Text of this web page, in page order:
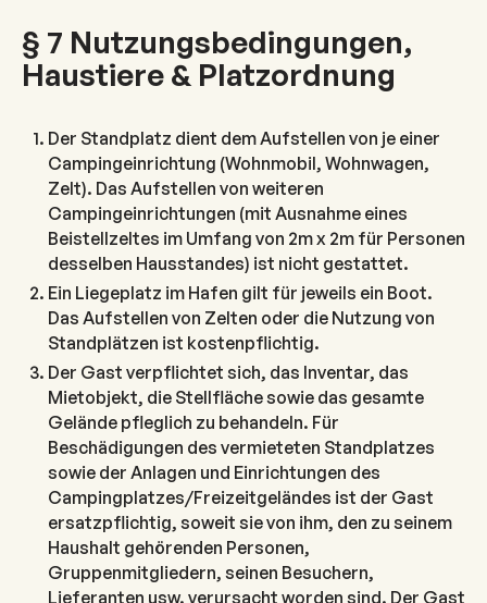
§ 7 Nutzungsbedingungen,
Haustiere & Platzordnung
Der Standplatz dient dem Aufstellen von je einer
Campingeinrichtung (Wohnmobil, Wohnwagen,
Zelt). Das Aufstellen von weiteren
Campingeinrichtungen (mit Ausnahme eines
Beistellzeltes im Umfang von 2m x 2m für Personen
desselben Hausstandes) ist nicht gestattet.
Ein Liegeplatz im Hafen gilt für jeweils ein Boot.
Das Aufstellen von Zelten oder die Nutzung von
Standplätzen ist kostenpflichtig.
Der Gast verpflichtet sich, das Inventar, das
Mietobjekt, die Stellfläche sowie das gesamte
Gelände pfleglich zu behandeln. Für
Beschädigungen des vermieteten Standplatzes
sowie der Anlagen und Einrichtungen des
Campingplatzes/Freizeitgeländes ist der Gast
ersatzpflichtig, soweit sie von ihm, den zu seinem
Haushalt gehörenden Personen,
Gruppenmitgliedern, seinen Besuchern,
Lieferanten usw. verursacht worden sind. Der Gast